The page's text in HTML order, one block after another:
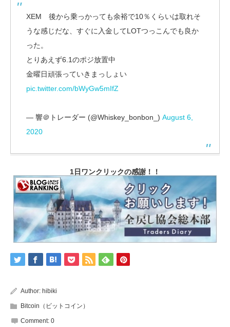
XEM 後から乗っかっても余裕で10％くらいは取れそ
うな感じだな、すぐに入金してLOTつっこんでも良か
った。
とりあえず6.1のポジ放置中
金曜日頑張っていきまっしょい
pic.twitter.com/bWyGw5mIfZ
— 響＠トレーダー (@Whiskey_bonbon_) August 6,
2020
1日ワンクリックの感謝！！
Author: hibiki
Bitcoin（ビットコイン）
Comment: 0